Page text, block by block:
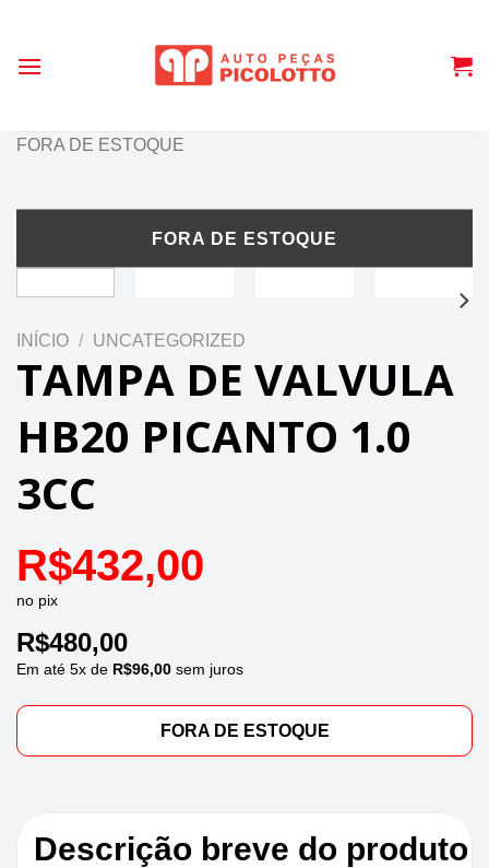
content
FORA DE ESTOQUE
INÍCIO / UNCATEGORIZED
TAMPA DE VALVULA
HB20 PICANTO 1.0
3CC
R$432,00
no pix
R$480,00
Em até 5x de R$96,00 sem juros
FORA DE ESTOQUE
Descrição breve do produto